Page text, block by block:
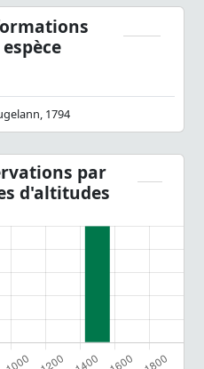
espèce
1794
par
d'altitudes